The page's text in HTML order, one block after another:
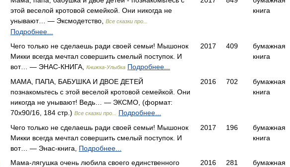
этой веселой кротовой семейкой. Они никогда не
унывают… — Эксмодетство,
Все сказки про...
Подробнее...
книга
Чего только не сделаешь ради своей семьи! Мышонок
Микки всегда мечтал совершить смелый поступок. И
вот… — ЭНАС-КНИГА,
Книжка-Улыбка Подробнее...
2017 409
бумажная
книга
МАМА, ПАПА, БАБУШКА И ДВОЕ ДЕТЕЙ
познакомьтесь с этой веселой кротовой семейкой. Они
никогда не унывают! Ведь… — ЭКСМО, (формат:
70x90/16, 184 стр.) Все сказки про... Подробнее...
2016 702
бумажная
книга
Чего только не сделаешь ради своей семьи! Мышонок
Микки всегда мечтал совершить смелый поступок. И
вот… — Энас-книга, Подробнее...
2017 196
бумажная
книга
Мама-лягушка очень любила своего единственного
2016 281
бумажная